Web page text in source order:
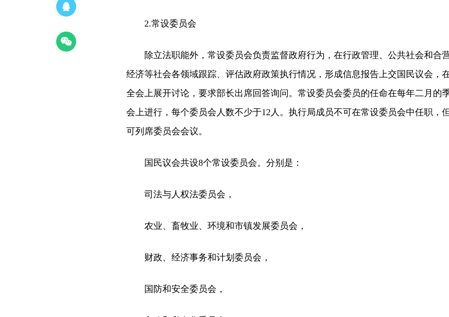
2.常设委员会
除立法职能外，常设委员会负责监督政府行为，在行政管理、公共社会和合
经济等社会各领域跟踪、评估政府政策执行情况，形成信息报告上交国民议会，
全会上展开讨论，要求部长出席回答询问。常设委员会委员的任命在每年二月的
会上进行，每个委员会人数不少于12人。执行局成员不可在常设委员会中任职，
可列席委员会会议。
国民议会共设8个常设委员会。分别是：
司法与人权法委员会，
农业、畜牧业、环境和市镇发展委员会，
财政、经济事务和计划委员会，
国防和安全委员会，